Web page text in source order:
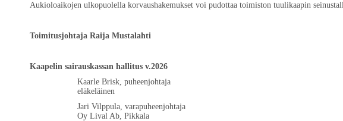
Aukioloaikojen ulkopuolella korvaushakemukset voi pudottaa toimiston tuulikaapin
Toimitusjohtaja Raija Mustalahti
Kaapelin sairauskassan hallitus v.2026
Kaarle Brisk, puheenjohtaja
eläkeläinen
Jari Vilppula, varapuheenjohtaja
Oy Lival Ab, Pikkala